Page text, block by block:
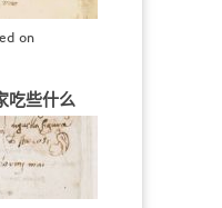
on
吃些什么